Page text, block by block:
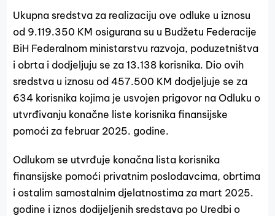
Ukupna sredstva za realizaciju ove odluke u iznosu
od 9.119.350 KM osigurana su u Budžetu Federacije
BiH Federalnom ministarstvu razvoja, poduzetništva
i obrta i dodjeljuju se za 13.138 korisnika. Dio ovih
sredstva u iznosu od 457.500 KM dodjeljuje se za
634 korisnika kojima je usvojen prigovor na Odluku o
utvrđivanju konačne liste korisnika finansijske
pomoći za februar 2025. godine.
Odlukom se utvrđuje konačna lista korisnika
finansijske pomoći privatnim poslodavcima, obrtima
i ostalim samostalnim djelatnostima za mart 2025.
godine i iznos dodijeljenih sredstava po Uredbi o